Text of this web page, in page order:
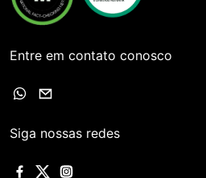
Entre em contato conosco
Siga nossas redes